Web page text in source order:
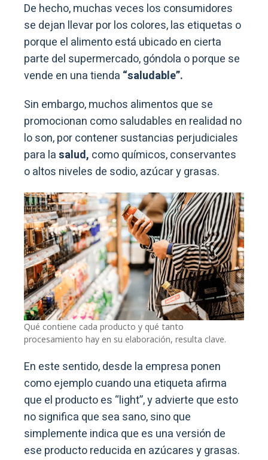
De hecho, muchas veces los consumidores
se dejan llevar por los colores, las etiquetas o
porque el alimento está ubicado en cierta
parte del supermercado, góndola o porque se
vende en una tienda “saludable”.
Sin embargo, muchos alimentos que se
promocionan como saludables en realidad no
lo son, por contener sustancias perjudiciales
para lasalud, como químicos, conservantes
o altos niveles de sodio, azúcar y grasas.
Qué contiene cada producto y qué tanto
procesamiento hay en su elaboración, resulta clave.
En este sentido, desde la empresa ponen
como ejemplo cuando una etiqueta afirma
que el producto es “light”, y advierte que esto
no significa que sea sano, sino que
simplemente indica que es una versión de
ese producto reducida en azúcares y grasas.